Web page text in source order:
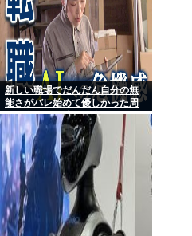
新しい職場でだんだん自分の無
能さがバレ始めて優しかった周
りの人たちが徐々に冷たくなっ
ていく時ってゾクゾクするよな